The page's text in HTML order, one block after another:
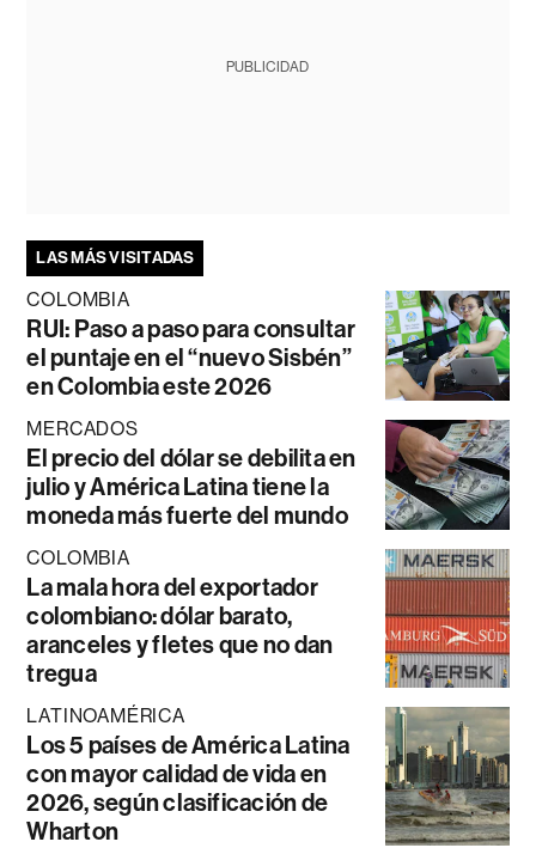
PUBLICIDAD
LAS MÁS VISITADAS
COLOMBIA
RUI: Paso a paso para consultar
el puntaje en el “nuevo Sisbén”
en Colombia este 2026
MERCADOS
El precio del dólar se debilita en
julio y América Latina tiene la
moneda más fuerte del mundo
COLOMBIA
La mala hora del exportador
colombiano: dólar barato,
aranceles y fletes que no dan
tregua
LATINOAMÉRICA
Los 5 países de América Latina
con mayor calidad de vida en
2026, según clasificación de
Wharton